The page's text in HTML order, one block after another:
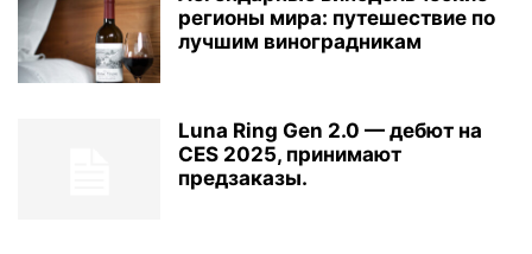
регионы мира: путешествие по
лучшим виноградникам
Luna Ring Gen 2.0 — дебют на
CES 2025, принимают
предзаказы.